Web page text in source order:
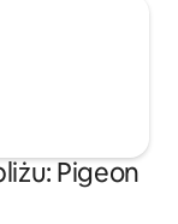
Pigeon